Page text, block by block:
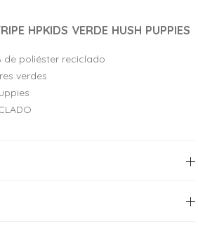
HPKIDS VERDE HUSH PUPPIES
de poliéster reciclado
verdes